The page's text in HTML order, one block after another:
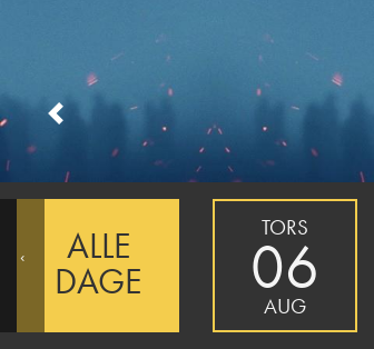
Previous
‹ ALLE
DAGE
TORS
06
AUG